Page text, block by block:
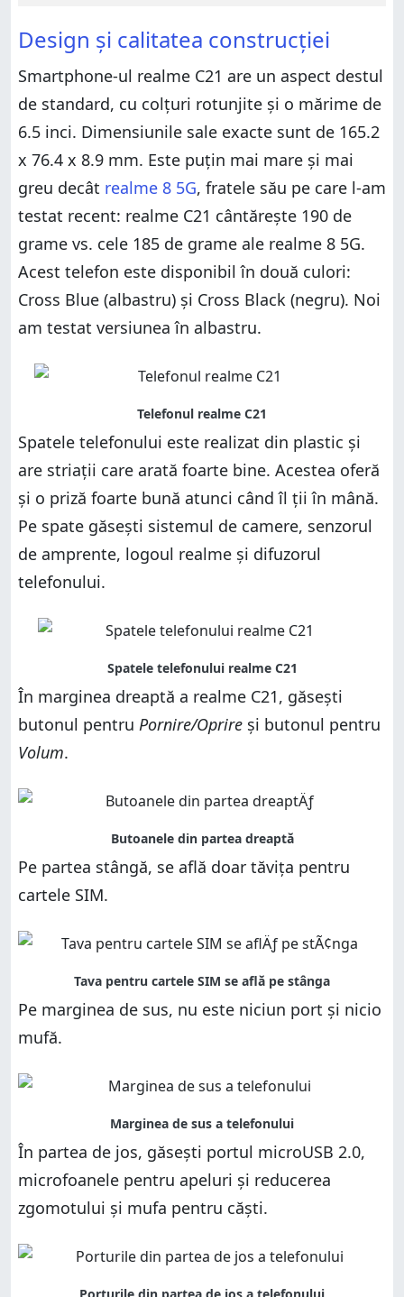
Design și calitatea construcției
Smartphone-ul realme C21 are un aspect destul
de standard, cu colțuri rotunjite și o mărime de
6.5 inci. Dimensiunile sale exacte sunt de 165.2
x 76.4 x 8.9 mm. Este puțin mai mare și mai
greu decât realme 8 5G, fratele său pe care l-am
testat recent: realme C21 cântărește 190 de
grame vs. cele 185 de grame ale realme 8 5G.
Acest telefon este disponibil în două culori:
Cross Blue (albastru) și Cross Black (negru). Noi
am testat versiunea în albastru.
Spatele telefonului este realizat din plastic și
are striații care arată foarte bine. Acestea oferă
și o priză foarte bună atunci când îl ții în mână.
Pe spate găsești sistemul de camere, senzorul
de amprente, logoul realme și difuzorul
telefonului.
În marginea dreaptă a realme C21, găsești
butonul pentru Pornire/Oprire și butonul pentru
Volum.
Pe partea stângă, se află doar tăvița pentru
cartele SIM.
Pe marginea de sus, nu este niciun port și nicio
mufă.
În partea de jos, găsești portul microUSB 2.0,
microfoanele pentru apeluri și reducerea
zgomotului și mufa pentru căști.